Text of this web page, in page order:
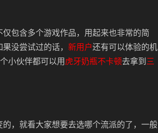
包含多个游戏作品，用起来也非常的简
没尝试过的话， 新用户还有可以体验的机
小伙伴都可以用 虎牙奶瓶不卡顿去拿到 三
，就看大家想要去选哪个流派的了，一般